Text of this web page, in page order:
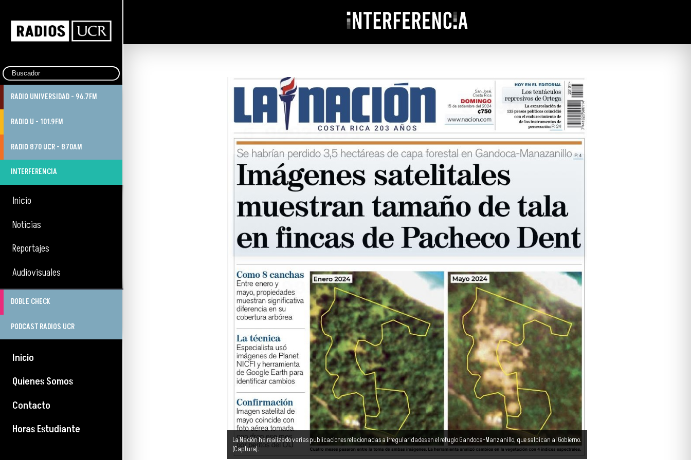
RADIO UNIVERSIDAD - 96.7FM
RADIO U - 101.9FM
RADIO 870 UCR - 870AM
INTERFERENCIA
Inicio
Noticias
Reportajes
Audiovisuales
DOBLE CHECK
PODCAST RADIOS UCR
Inicio
Quienes Somos
Contacto
Horas Estudiante
La Nación ha realizado varias publicaciones relacionadas a irregularidades en el refugio Gandoca-Manzanillo, que salpican al Gobierno.
(Captura).